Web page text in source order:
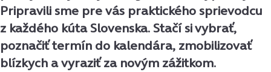
Pripravili sme pre vás praktického sprievodcu
z každého kúta Slovenska. Stačí si vybrať,
poznačiť termín do kalendára, zmobilizovať
blízkych a vyraziť za novým zážitkom.